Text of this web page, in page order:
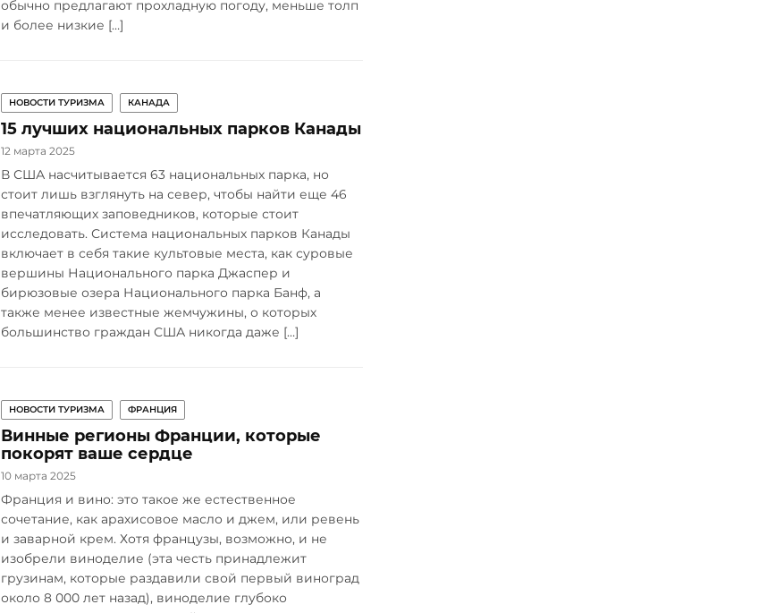
обычно предлагают прохладную погоду, меньше толп
и более низкие […]
НОВОСТИ ТУРИЗМА КАНАДА
15 лучших национальных парков Канады
12 марта 2025
В США насчитывается 63 национальных парка, но
стоит лишь взглянуть на север, чтобы найти еще 46
впечатляющих заповедников, которые стоит
исследовать. Система национальных парков Канады
включает в себя такие культовые места, как суровые
вершины Национального парка Джаспер и
бирюзовые озера Национального парка Банф, а
также менее известные жемчужины, о которых
большинство граждан США никогда даже […]
НОВОСТИ ТУРИЗМА ФРАНЦИЯ
Винные регионы Франции, которые
покорят ваше сердце
10 марта 2025
Франция и вино: это такое же естественное
сочетание, как арахисовое масло и джем, или ревень
и заварной крем. Хотя французы, возможно, и не
изобрели виноделие (эта честь принадлежит
грузинам, которые раздавили свой первый виноград
около 8 000 лет назад), виноделие глубоко